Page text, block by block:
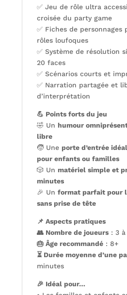
✅ Jeu de rôle ultra
croisée du party game
✅ Fiches de personnages
rôles loufoques
✅ Système de résolution
20 faces
✅ Scénarios courts et
✅ Narration partagée et
d’interprétation
💪 Points forts du jeu
🤣 Un humour
libre
🧒 Une porte d’entrée
pour enfants ou familles
🎲 Un matériel simple et
minutes
🎉 Un format parfait pour
sans prise de tête
📌 Aspects pratiques
👥 Nombre de joueurs: 3 à
🎂 Âge recommandé: 8+
⏳ Durée moyenne d’une
minutes
🎉 Idéal pour…